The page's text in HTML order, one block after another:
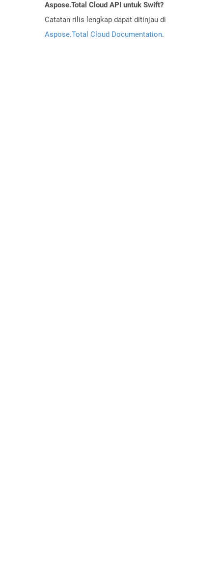
Aspose.Total Cloud API untuk Swift?
Catatan rilis lengkap dapat ditinjau di
Aspose.Total Cloud Documentation.